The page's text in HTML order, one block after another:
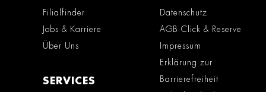
Filialfinder
Jobs & Karriere
Über Uns
SERVICES
Datenschutz
AGB Click & Reserve
Impressum
Erklärung zur
Barrierefreiheit